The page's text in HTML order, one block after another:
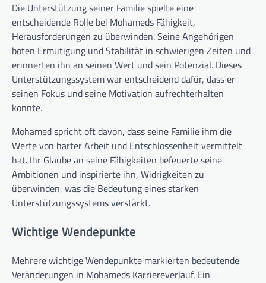
Die Unterstützung seiner Familie spielte eine
entscheidende Rolle bei Mohameds Fähigkeit,
Herausforderungen zu überwinden. Seine Angehörigen
boten Ermutigung und Stabilität in schwierigen Zeiten und
erinnerten ihn an seinen Wert und sein Potenzial. Dieses
Unterstützungssystem war entscheidend dafür, dass er
seinen Fokus und seine Motivation aufrechterhalten
konnte.
Mohamed spricht oft davon, dass seine Familie ihm die
Werte von harter Arbeit und Entschlossenheit vermittelt
hat. Ihr Glaube an seine Fähigkeiten befeuerte seine
Ambitionen und inspirierte ihn, Widrigkeiten zu
überwinden, was die Bedeutung eines starken
Unterstützungssystems verstärkt.
Wichtige Wendepunkte
Mehrere wichtige Wendepunkte markierten bedeutende
Veränderungen in Mohameds Karriereverlauf. Ein